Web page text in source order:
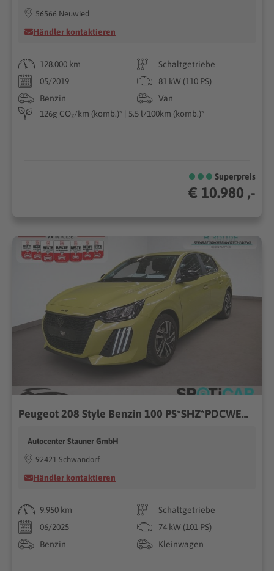
56566 Neuwied
Händler kontaktieren
128.000 km
Schaltgetriebe
05/2019
81 kW (110 PS)
Benzin
Van
126g CO₂/km (komb.)* | 5.5 l/100km (komb.)*
Superpreis
€ 10.980 ,-
Peugeot 208 Style Benzin 100 PS*SHZ*PDCWENIG KM
Autocenter Stauner GmbH
92421 Schwandorf
Händler kontaktieren
9.950 km
Schaltgetriebe
06/2025
74 kW (101 PS)
Benzin
Kleinwagen